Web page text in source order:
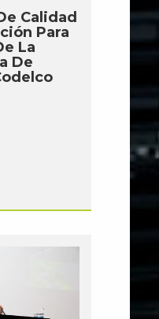
Calidad
Para
La
De